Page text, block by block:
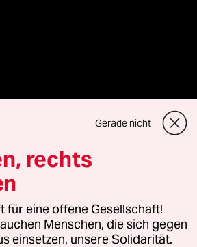
Vertriebs GmbH
rechtlichen Fragen oder für Genehmigungen
lizenzen@taz.de
Gerade nicht
rechts
für eine offene Gesellschaft!
Menschen, die sich gegen
einsetzen, unsere Solidarität.